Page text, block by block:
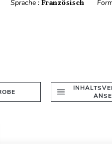
Sprache :Französisch